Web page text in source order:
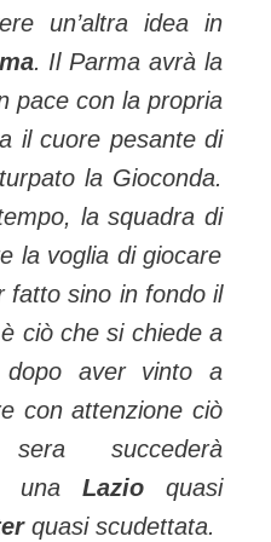
un’altra idea in
. Il Parma avrà la
pace con la propria
il cuore pesante di
la Gioconda.
la squadra di
la voglia di giocare
fatto sino in fondo il
ciò che si chiede a
aver vinto a
con attenzione ciò
succederà
unaLazioquasi
quasi scudettata.